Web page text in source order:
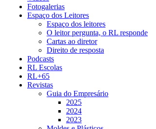
Fotogalerias
Espaço dos Leitores
Espaço dos leitores
O leitor pergunta, o RL responde
Cartas ao diretor
Direito de resposta
Podcasts
RL Escolas
RL+65
Revistas
Guia do Empresário
2025
2024
2023